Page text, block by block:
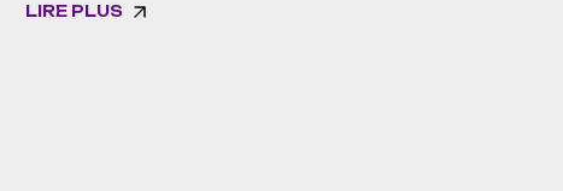
LIRE PLUS